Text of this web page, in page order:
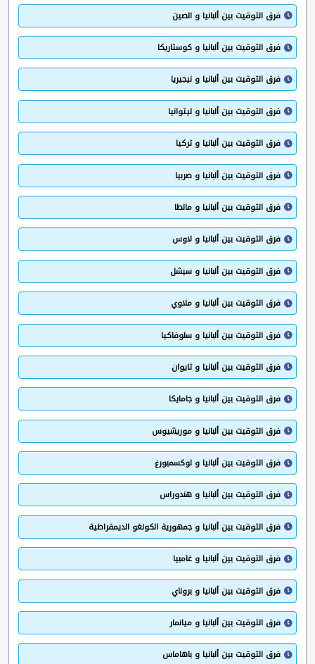
فرق التوقيت بين ألبانيا و الصين
فرق التوقيت بين ألبانيا و كوستاريكا
فرق التوقيت بين ألبانيا و نيجيريا
فرق التوقيت بين ألبانيا و ليتوانيا
فرق التوقيت بين ألبانيا و تركيا
فرق التوقيت بين ألبانيا و صربيا
فرق التوقيت بين ألبانيا و مالطا
فرق التوقيت بين ألبانيا و لاوس
فرق التوقيت بين ألبانيا و سيشل
فرق التوقيت بين ألبانيا و ملاوي
فرق التوقيت بين ألبانيا و سلوفاكيا
فرق التوقيت بين ألبانيا و تايوان
فرق التوقيت بين ألبانيا و جامايكا
فرق التوقيت بين ألبانيا و موريشيوس
فرق التوقيت بين ألبانيا و لوكسمبورغ
فرق التوقيت بين ألبانيا و هندوراس
فرق التوقيت بين ألبانيا و جمهورية الكونغو الديمقراطية
فرق التوقيت بين ألبانيا و غامبيا
فرق التوقيت بين ألبانيا و بروناي
فرق التوقيت بين ألبانيا و ميانمار
فرق التوقيت بين ألبانيا و باهاماس